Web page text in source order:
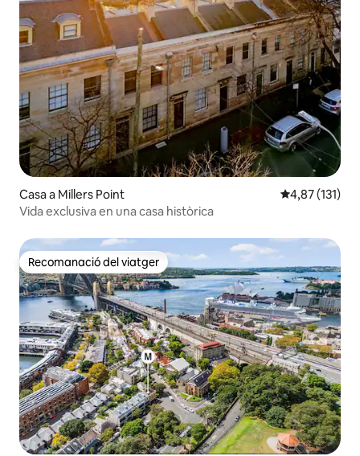
Casa a Millers Point 4,87 de
4,87 (131)
Vida exclusiva en una casa històrica
Recomanació del viatger
Recomanació del viatger